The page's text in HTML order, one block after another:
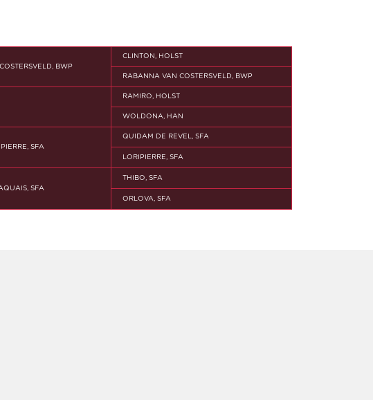
BWP
CLINTON, HOLST
RABANNA VAN COSTERSVELD, BWP
RAMIRO, HOLST
WOLDONA, HAN
SFA
QUIDAM DE REVEL, SFA
LORIPIERRE, SFA
SFA
THIBO, SFA
ORLOVA, SFA